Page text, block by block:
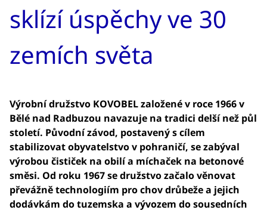
sklízí úspěchy ve 30
zemích světa
Výrobní družstvo KOVOBEL založené v roce 1966 v
Bělé nad Radbuzou navazuje na tradici delší než půl
století. Původní závod, postavený s cílem
stabilizovat obyvatelstvo v pohraničí, se zabýval
výrobou čističek na obilí a míchaček na betonové
směsi. Od roku 1967 se družstvo začalo věnovat
převážně technologiím pro chov drůbeže a jejich
dodávkám do tuzemska a vývozem do sousedních